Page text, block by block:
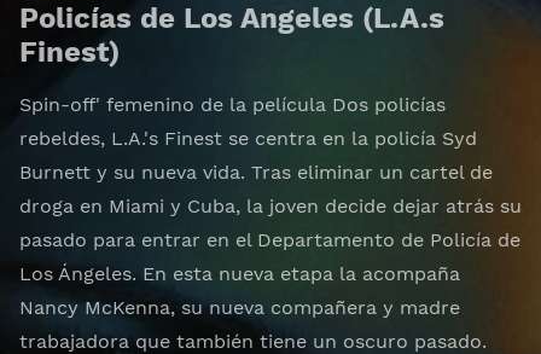
Policías de Los Angeles (L.A.s
Finest)
Spin-off' femenino de la película Dos policías
rebeldes, L.A.'s Finest se centra en la policía Syd
Burnett y su nueva vida. Tras eliminar un cartel de
droga en Miami y Cuba, la joven decide dejar atrás su
pasado para entrar en el Departamento de Policía de
Los Ángeles. En esta nueva etapa la acompaña
Nancy McKenna, su nueva compañera y madre
trabajadora que también tiene un oscuro pasado.